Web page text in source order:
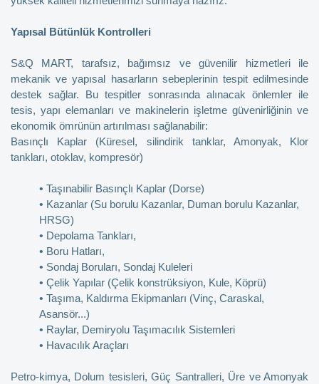
Yapısal Bütünlük Kontrolleri
S&Q MART, tarafsız, bağımsız ve güvenilir hizmetleri ile
mekanik ve yapısal hasarların sebeplerinin tespit edilmesinde
destek sağlar. Bu tespitler sonrasında alınacak önlemler ile
tesis, yapı elemanları ve makinelerin işletme güvenirliğinin ve
ekonomik ömrünün artırılması sağlanabilir:
Basınçlı Kaplar (Küresel, silindirik tanklar, Amonyak, Klor
tankları, otoklav, kompresör)
• Taşınabilir Basınçlı Kaplar (Dorse)
• Kazanlar (Su borulu Kazanlar, Duman borulu Kazanlar,
HRSG)
• Depolama Tankları,
• Boru Hatları,
• Sondaj Boruları, Sondaj Kuleleri
• Çelik Yapılar (Çelik konstrüksiyon, Kule, Köprü)
• Taşıma, Kaldırma Ekipmanları (Vinç, Caraskal,
Asansör...)
• Raylar, Demiryolu Taşımacılık Sistemleri
• Havacılık Araçları
Petro-kimya, Dolum tesisleri, Güç Santralleri, Üre ve Amonyak